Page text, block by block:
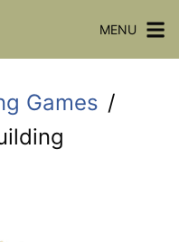
MENU
Games